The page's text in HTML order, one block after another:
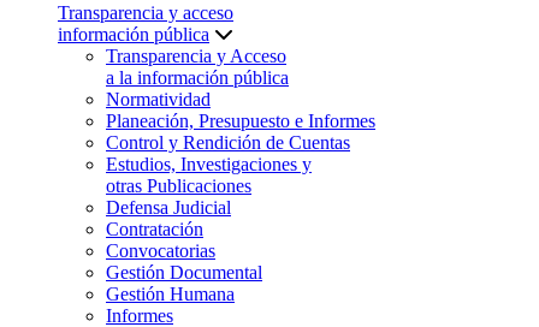
Transparencia y acceso
información pública
Transparencia y Acceso
a la información pública
Normatividad
Planeación, Presupuesto e Informes
Control y Rendición de Cuentas
Estudios, Investigaciones y
otras Publicaciones
Defensa Judicial
Contratación
Convocatorias
Gestión Documental
Gestión Humana
Informes